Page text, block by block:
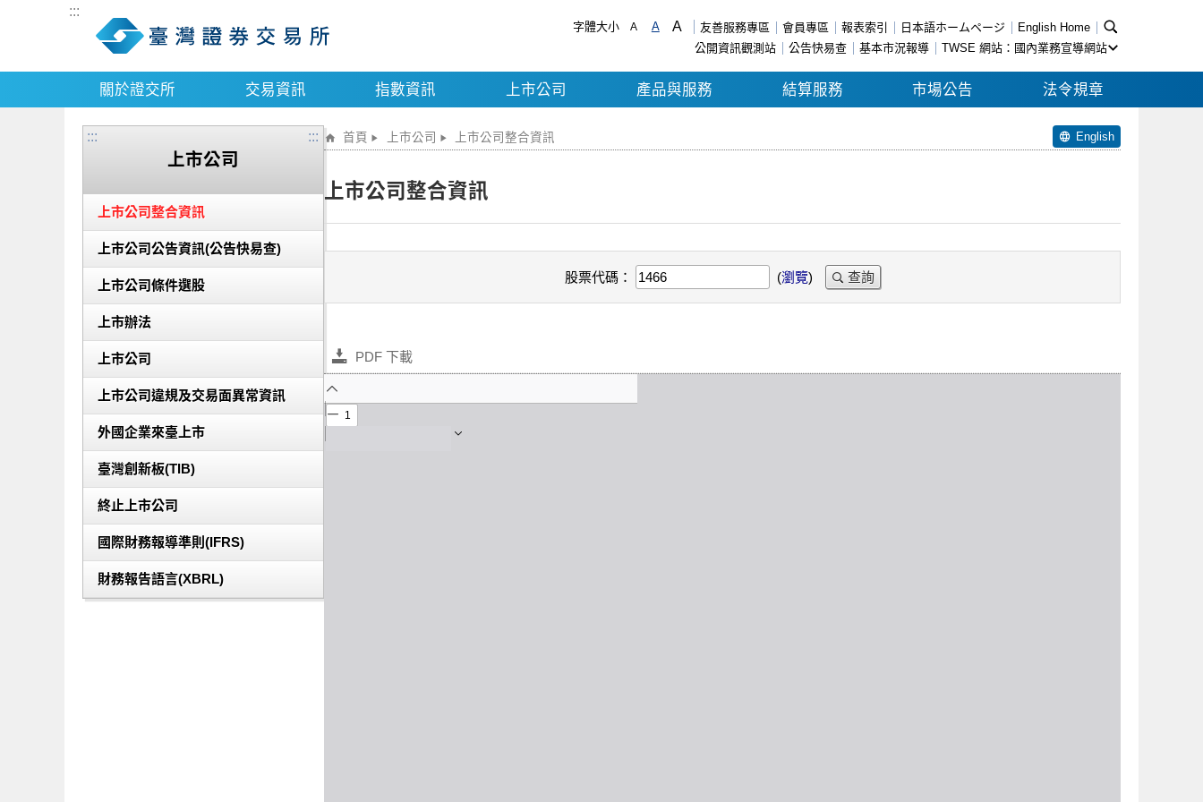
:::
字體大小 A A A 友善服務專區 會員專區 報表索引 日本語ホームページ
English Home
公開資訊觀測站
公告快易查 基本市況報導 TWSE 網站：國內業務宣導網站
關於證交所 交易資訊 指數資訊 上市公司 產品與服務 結算服務 市場公告 法令規章
:::
上市公司
上市公司整合資訊
上市公司公告資訊(公告快易查)
上市公司條件選股
上市辦法
上市公司
上市公司違規及交易面異常資訊
外國企業來臺上市
臺灣創新板(TIB)
終止上市公司
國際財務報導準則(IFRS)
財務報告語言(XBRL)
::: 首頁 上市公司 上市公司整合資訊 English
上市公司整合資訊
股票代碼： (瀏覽) 查詢
PDF 下載